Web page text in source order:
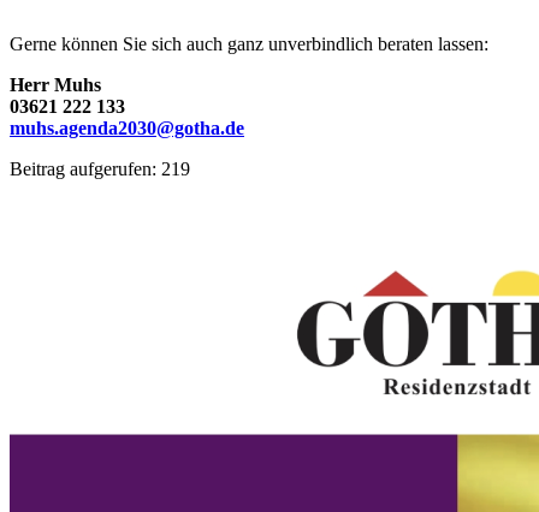
Gerne können Sie sich auch ganz unverbindlich beraten lassen:
Herr Muhs
03621 222 133
muhs.agenda2030@gotha.de
Beitrag aufgerufen: 219